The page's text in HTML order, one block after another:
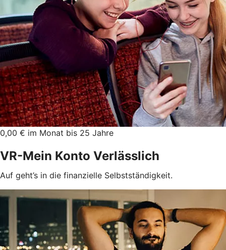
0,00 € im Monat bis 25 Jahre
VR-Mein Konto Verlässlich
Auf geht’s in die finanzielle Selbstständigkeit.